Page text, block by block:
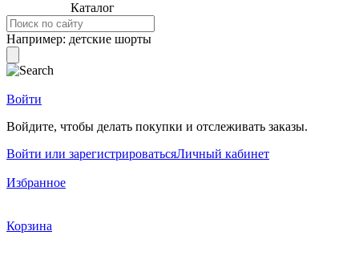
Каталог
Например: детские шорты
Войти
Войдите, чтобы делать покупки и отслеживать заказы.
Войти или зарегистрироватьсяЛичный кабинет
Избранное
Корзина